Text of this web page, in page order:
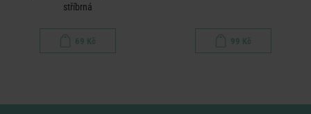
stříbrná
69 Kč 99 Kč